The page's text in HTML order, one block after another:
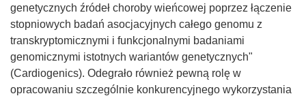
genetycznych źródeł choroby wieńcowej poprzez łączenie
stopniowych badań asocjacyjnych całego genomu z
transkryptomicznymi i funkcjonalnymi badaniami
genomicznymi istotnych wariantów genetycznych"
(Cardiogenics). Odegrało również pewną rolę w
opracowaniu szczególnie konkurencyjnego wykorzystania